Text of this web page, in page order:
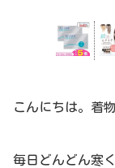
こんにちは。着
毎日どんどん寒